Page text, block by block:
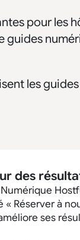
pour les
guides
les
des
Réserver à
ses